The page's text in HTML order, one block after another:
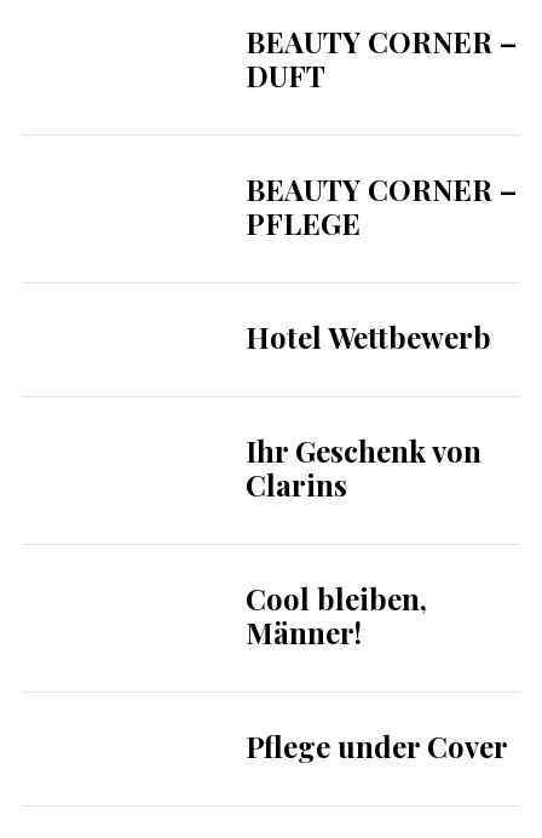
BEAUTY CORNER –
DUFT
BEAUTY CORNER –
PFLEGE
Hotel Wettbewerb
Ihr Geschenk von
Clarins
Cool bleiben,
Männer!
Pflege under Cover